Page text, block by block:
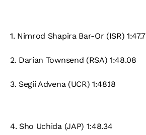
1. Nimrod Shapira Bar-Or (ISR)
2. Darian Townsend (RSA) 1:48.08
3. Segii Advena (UCR) 1:48.18
4. Sho Uchida (JAP) 1:48.34